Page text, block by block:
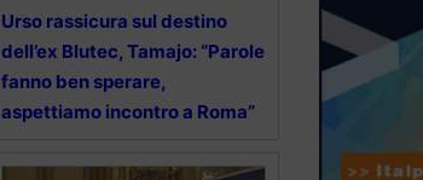
Urso rassicura sul destino
dell’ex Blutec, Tamajo: “Parole
fanno ben sperare,
aspettiamo incontro a Roma”